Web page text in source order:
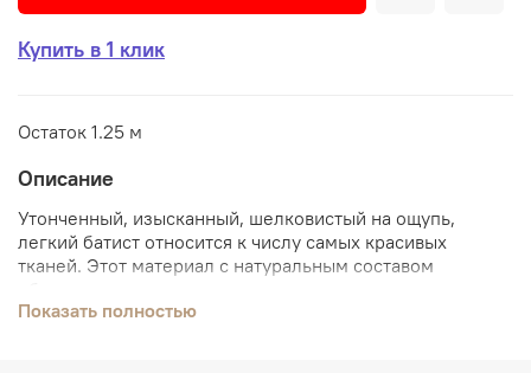
Купить в 1 клик
Остаток 1.25 м
Описание
Утонченный, изысканный, шелковистый на ощупь,
легкий батист относится к числу самых красивых
тканей. Этот материал с натуральным составом
Показать полностью